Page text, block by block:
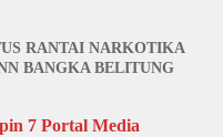
RANTAI NARKOTIKA
BANGKA BELITUNG
7 Portal Media